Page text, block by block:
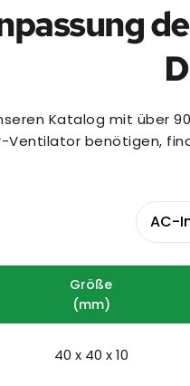
Katalog mit über
benötigen,
AC-
Größe
(mm)
40 x 40 x 10